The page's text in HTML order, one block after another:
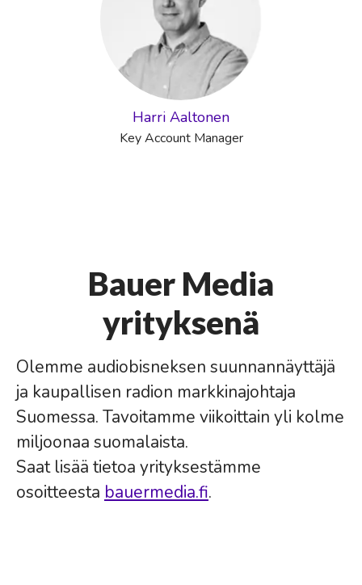
Harri Aaltonen
Key Account Manager
Bauer Media
yrityksenä
Olemme audiobisneksen suunnannäyttäjä
ja kaupallisen radion markkinajohtaja
Suomessa. Tavoitamme viikoittain yli kolme
miljoonaa suomalaista.
Saat lisää tietoa yrityksestämme
osoitteesta bauermedia.fi.